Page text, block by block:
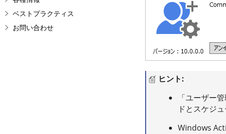
ベストプラクティス
お問い合わせ
ヒント:
「ユーザー
ドとスケジ
Windows